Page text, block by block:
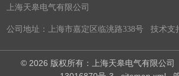
上海天皋电气有限公司
公司地址：上海市嘉定区临洮路338号 技术支
© 2026 版权所有：上海天皋电气有限公司